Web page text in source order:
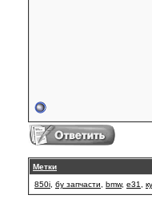
Метки
850i бу запчасти bmw, e31